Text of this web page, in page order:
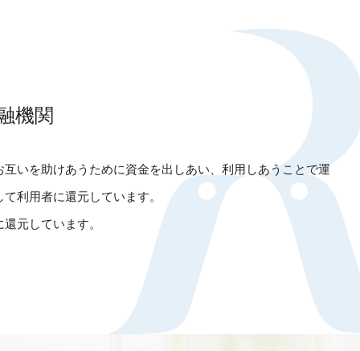
機関
いを助けあうために資金を出しあい、利用しあうことで運
利用者に還元しています。
元しています。